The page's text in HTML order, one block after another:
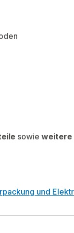
sowie weitere
und